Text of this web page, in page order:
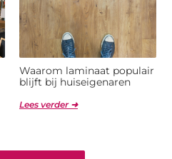
Waarom laminaat populair
blijft bij huiseigenaren
Lees verder ➜